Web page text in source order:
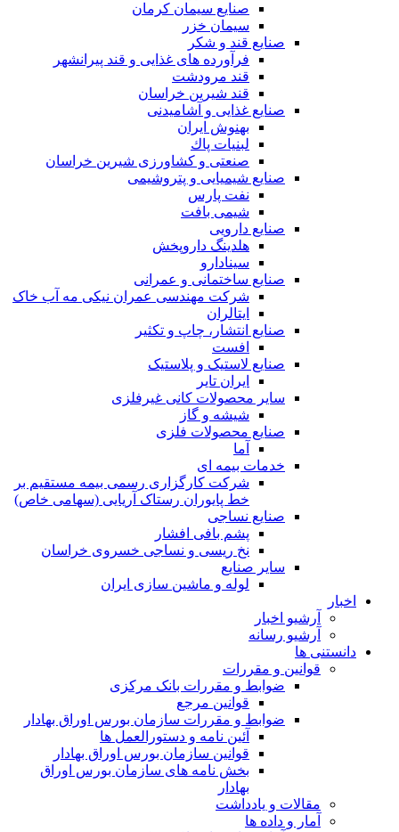
صنایع سیمان کرمان
سیمان خزر
صنایع قند و شکر
فرآورده های غذایی و قند پیرانشهر
قند مرودشت
قند شیرین خراسان
صنایع غذايی و آشاميدنی
بهنوش ایران
لبنيات پاك
صنعتی و کشاورزی شیرین خراسان
صنایع شیمیایی و پتروشیمی
نفت پارس
شیمی بافت
صنایع دارویی
هلدینگ داروپخش
سینادارو
صنایع ساختمانی و عمرانی
شرکت مهندسی عمران نیکی مه آب خاک
ایتالران
صنایع انتشار، چاپ و تکثير
افست
صنایع لاستیک و پلاستیک
ایران تایر
ساير محصولات كانی غيرفلزی
شیشه و گاز
صنایع محصولات فلزی
آما
خدمات بیمه ای
شرکت کارگزاری رسمی بیمه مستقیم بر
خط پایوران رستاک آریایی (سهامی خاص)
صنایع نساجی
پشم بافی افشار
نخ ریسی و نساجی خسروی خراسان
سایر صنایع
لوله و ماشین سازی ایران
اخبار
آرشیو اخبار
آرشیو رسانه
دانستنی ها
قوانین و مقررات
ضوابط و مقررات بانک مرکزی
قوانين مرجع
ضوابط و مقررات سازمان بورس اوراق بهادار
آئین نامه و دستورالعمل ها
قوانین سازمان بورس اوراق بهادار
بخش نامه های سازمان بورس اوراق
بهادار
مقالات و یادداشت
آمار و داده ها